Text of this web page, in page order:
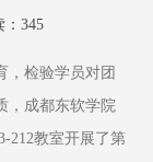
345
，检验学员对团
，成都东软学院
212教室开展了第